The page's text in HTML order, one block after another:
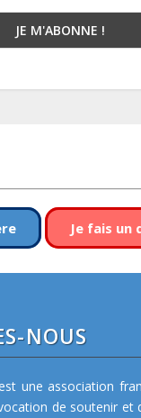
Je fais un
NOUS
une association
de soutenir et